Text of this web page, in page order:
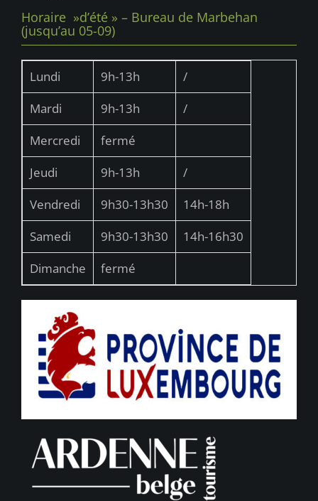
Horaire »d’été » – Bureau de Marbehan
(jusqu’au 05-09)
Lundi 9h-13h
/
Mardi
9h-13h
/
Mercredi
fermé
Jeudi
9h-13h
/
Vendredi
9h30-13h30
14h-18h
Samedi
9h30-13h30
14h-16h30
Dimanche
fermé